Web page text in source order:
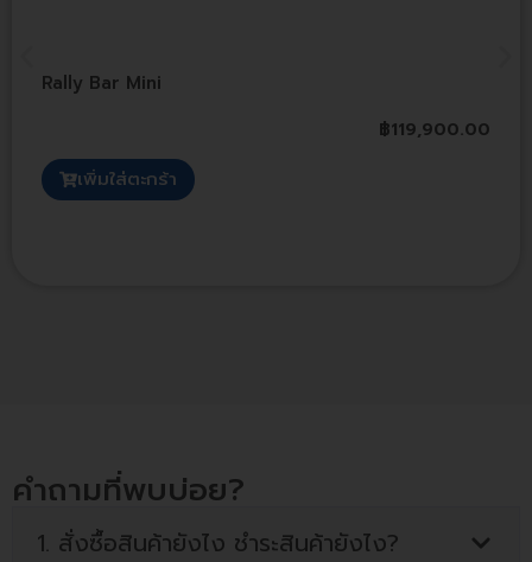
Rally Bar Mini
฿119,900.00
เพิ่มใส่ตะกร้า
คำถามที่พบบ่อย?
1. สั่งซื้อสินค้ายังไง ชำระสินค้ายังไง?